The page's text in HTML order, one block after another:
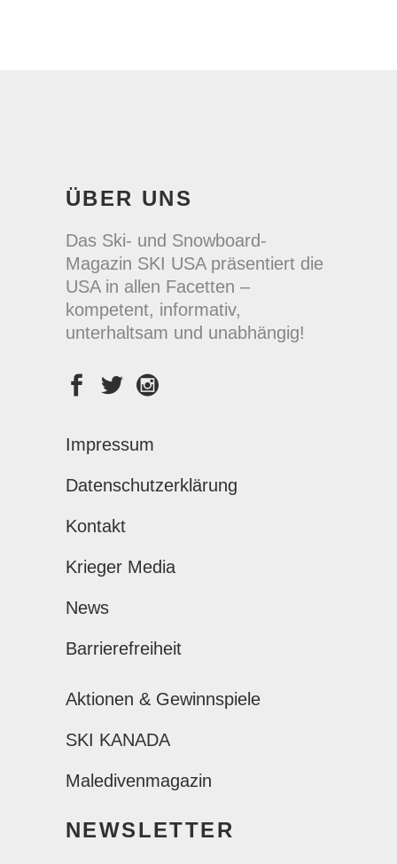
ÜBER UNS
Das Ski- und Snowboard-
Magazin SKI USA präsentiert die
USA in allen Facetten –
kompetent, informativ,
unterhaltsam und unabhängig!
Impressum
Datenschutzerklärung
Kontakt
Krieger Media
News
Barrierefreiheit
Aktionen & Gewinnspiele
SKI KANADA
Maledivenmagazin
NEWSLETTER